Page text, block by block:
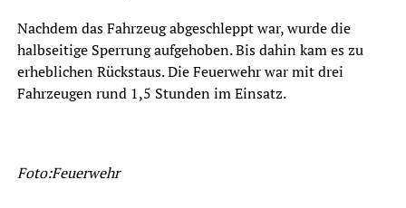
Nachdem das Fahrzeug abgeschleppt war, wurde die
halbseitige Sperrung aufgehoben. Bis dahin kam es zu
erheblichen Rückstaus. Die Feuerwehr war mit drei
Fahrzeugen rund 1,5 Stunden im Einsatz.
Foto:Feuerwehr